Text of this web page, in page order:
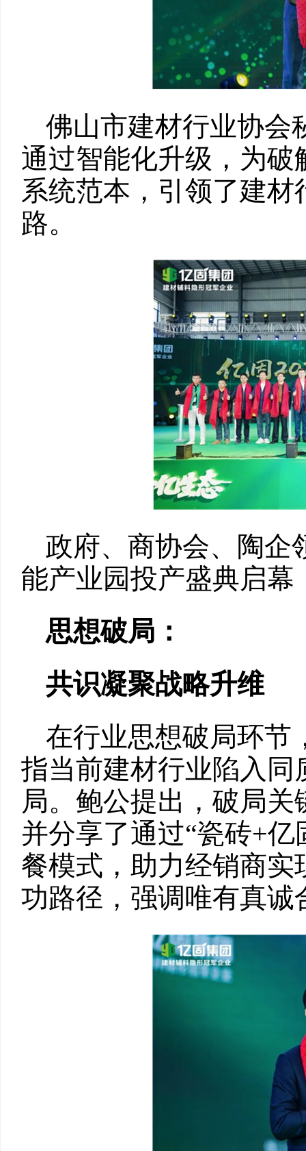
佛山市建材行业协会
通过智能化升级，为
系统范本，引领了建
路。
政府、商协会、陶企
能产业园投产盛典启幕
思想破局：
共识凝聚战略升维
在行业思想破局环节
指当前建材行业陷入
局。鲍公提出，破局
并分享了通过“瓷砖+
餐模式，助力经销商
功路径，强调唯有真诚